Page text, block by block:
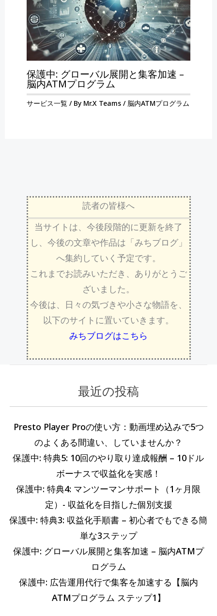
保護中: グローバル展開と集客加速 –
脳内ATMプログラム
サービス一覧/ By Mr.X Teams / 脳内ATMプログラム
読者の皆様へ
当サイトは、今後段階的に更新を終了
し、今後の文章や作品は「みちブログ」
へ集約していく予定です。
これまでお読みいただき、ありがとうご
ざいました。
今後は、日々の気づきや小さな物語を、
以下のサイトに置いていきます。
みちブログはこちら
最近の投稿
Presto Player Proの使い方：動画埋め込みで5つ
のよくある間違い、していませんか？
保護中: 特典5: 10回のやり取り達成報酬 – 10ドル
ボーナスで収益化を実感！
保護中: 特典4: マンツーマンサポート（1ヶ月限
定）- 収益化を目指した個別支援
保護中: 特典3: 収益化手順書 – 初心者でもできる簡
単な3ステップ
保護中: グローバル展開と集客加速 – 脳内ATMプ
ログラム
保護中: 広告運用代行で集客を加速する【脳内
ATMプログラム ステップ1】
去
記
事
テ
ー